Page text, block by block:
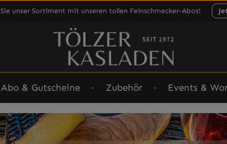
unser Sortiment mit unseren tollen Feinschmecker-Abos!
Abo & Gutscheine Zubehör Events &
im Tölzer